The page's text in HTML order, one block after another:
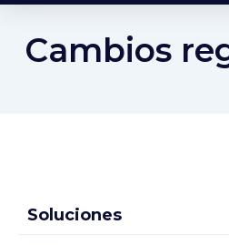
Cambios
Soluciones